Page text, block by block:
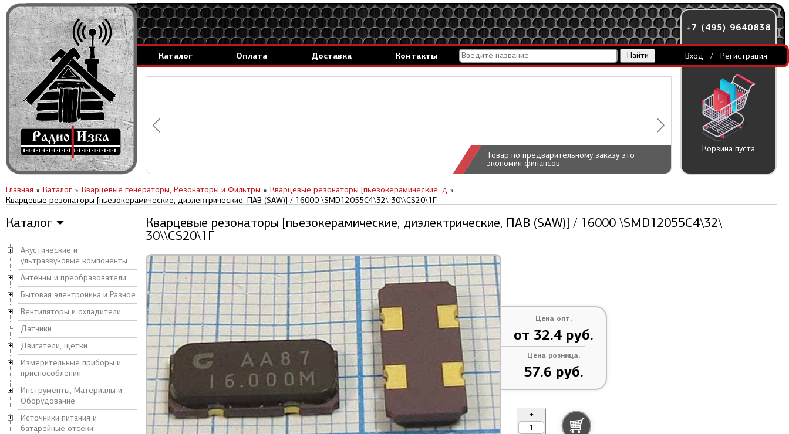
Каталог Оплата Доставка Контакты
генераторы.
за 1 день.
Товар по предварительному заказу это
экономия финансов.
+7 (495) 9640838
Вход / Регистрация
Корзина пуста
Каталог ▼
Акустические и
ультразвуковые компоненты
Антенны и преобразователи
Бытовая электроника и Разное
Вентиляторы и охладители
Датчики
Двигатели, щетки
Измерительные приборы и
приспособления
Инструменты, Материалы и
Оборудование
Источники питания и
батарейные отсеки
Кварцевые резонаторы [пьезокерамические, диэлектрические, ПАВ (SAW)] / 16000 \SMD12055C4\32\
30\\CS20\1Г
Главная Каталог Кварцевые генераторы, Резонаторы и Фильтры
Кварцевые резонаторы [пьезокерамические, д
Кварцевые резонаторы [пьезокерамические, диэлектрические, ПАВ (SAW)] / 16000 \SMD12055C4\32\ 30\\CS20\1Г
Цена опт:
от 32.4 руб.
Цена розница:
57.6 руб.
+